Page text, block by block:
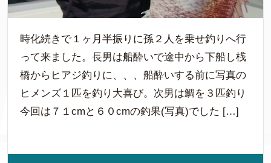
時化続きで１ヶ月半振りに孫２人を乗せ釣りへ行
って来ました。長男は船酔いで途中から下船し桟
橋からヒアジ釣りに、、、船酔いする前に写真の
ヒメンズ１匹を釣り大喜び。次男は鯛を３匹釣り
今回は７１cmと６０cmの釣果(写真)でした […]